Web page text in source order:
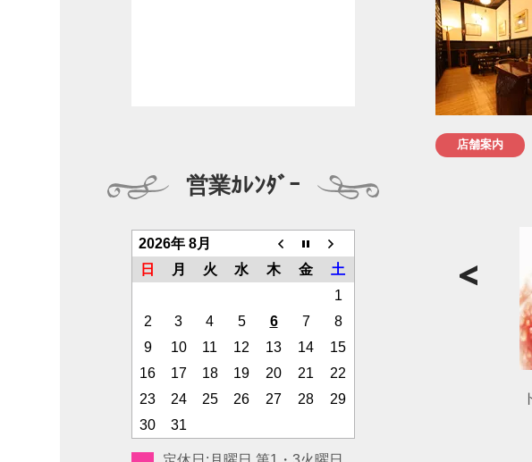
営業ｶﾚﾝﾀﾞｰ
2026年 8月
日
月 火 水 木 金
土
1
2
3 4 5 6 7
8
9
10 11 12 13 14
15
16
17 18 19 20 21
22
23
24 25 26 27 28
29
30
31
店舗案内